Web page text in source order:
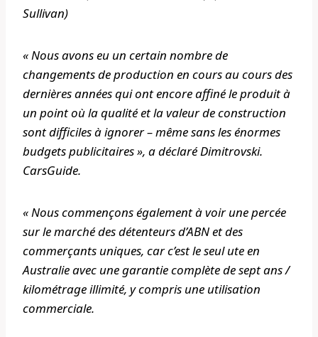
Sullivan)
« Nous avons eu un certain nombre de
changements de production en cours au cours des
dernières années qui ont encore affiné le produit à
un point où la qualité et la valeur de construction
sont difficiles à ignorer – même sans les énormes
budgets publicitaires », a déclaré Dimitrovski.
CarsGuide.
« Nous commençons également à voir une percée
sur le marché des détenteurs d’ABN et des
commerçants uniques, car c’est le seul ute en
Australie avec une garantie complète de sept ans /
kilométrage illimité, y compris une utilisation
commerciale.